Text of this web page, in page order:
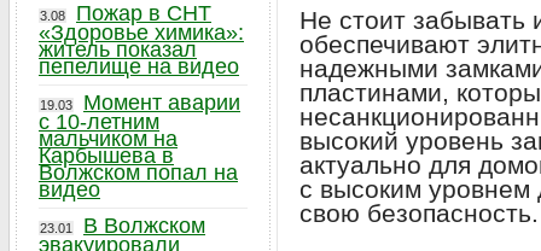
Не стоит забывать
обеспечивают
надежными
пластинами,
высокий уровень
актуально для
с высоким
свою безопасность.
3.08
Пожар в СНТ
«Здоровье химика»:
житель показал
пепелище на видео
19.03
Момент аварии
с 10-летним
мальчиком на
Карбышева в
Волжском попал на
видео
23.01
В Волжском
эвакуировали